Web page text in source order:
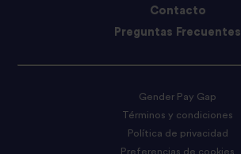
Contacto
Preguntas Frecuentes
Gender Pay Gap
Términos y condiciones
Política de privacidad
Preferencias de cookies